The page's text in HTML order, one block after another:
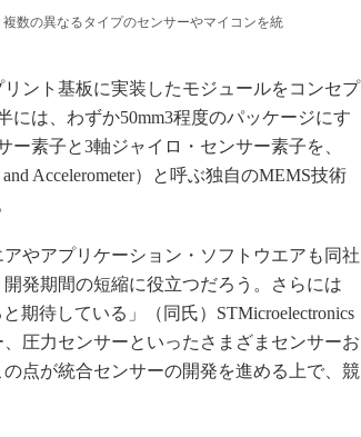
数の異なるタイプのセンサーやマイコンを統
ント基板に実装したモジュールをコンセプ
には、わずか50mm3程度のパッケージにす
素子と3軸ジャイロ・センサー素子を、
Accelerometer）と呼ぶ独自のMEMS技術
やアプリケーション・ソフトウエアも同社
発期間の短縮に役立つだろう。さらには
期待している」（同氏）STMicroelectronics
圧力センサーといったさまざまセンサーお
点が統合センサーの開発を進める上で、競